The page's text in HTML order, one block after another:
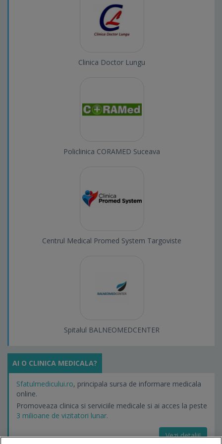
Clinica Doctor Lungu
Policlinica CORAMED Suceava
Centrul Medical Promed System Targoviste
Spitalul BALNEOMEDCENTER
AI O CLINICA MEDICALA?
Sfatulmedicului.ro, principala sursa de informare medicala
online.
Promoveaza clinica si serviciile medicale si ai acces la peste
3 milioane de vizitatori lunar.
Vezi detalii!